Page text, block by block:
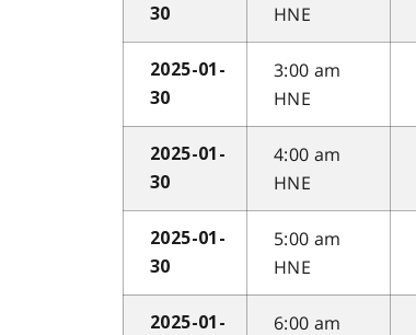
30
HNE
2025-01-
30
3:00 am
HNE
2025-01-
30
4:00 am
HNE
2025-01-
30
5:00 am
HNE
2025-01-
6:00 am